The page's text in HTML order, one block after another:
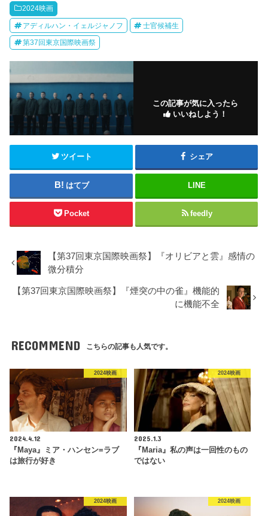
2024映画
アディルハン・イェルジャノフ 士官候補生
第37回東京国際映画祭
この記事が気に入ったら
いいねしよう！
ツイート シェア
はてブ LINE
Pocket feedly
【第37回東京国際映画祭】『オリビアと雲』感情の
微分積分
【第37回東京国際映画祭】『煙突の中の雀』機能的
に機能不全
RECOMMEND こちらの記事も人気です。
2024映画
2024.4.12
『Maya』ミア・ハンセン=ラブ
は旅行が好き
2024映画
2025.1.3
『Maria』私の声は一回性のもの
ではない
2024映画 2024映画